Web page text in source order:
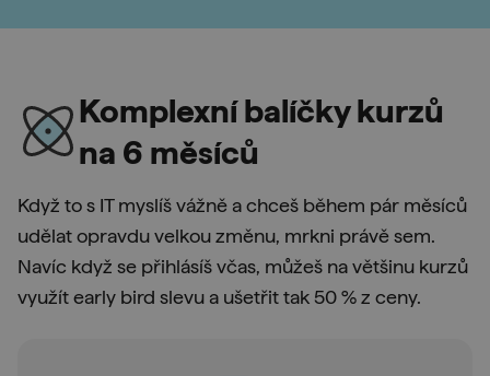
Komplexní balíčky kurzů
na 6 měsíců
Když to s IT myslíš vážně a chceš během pár měsíců
udělat opravdu velkou změnu, mrkni právě sem.
Navíc když se přihlásíš včas, můžeš na většinu kurzů
využít early bird slevu a ušetřit tak 50 % z ceny.